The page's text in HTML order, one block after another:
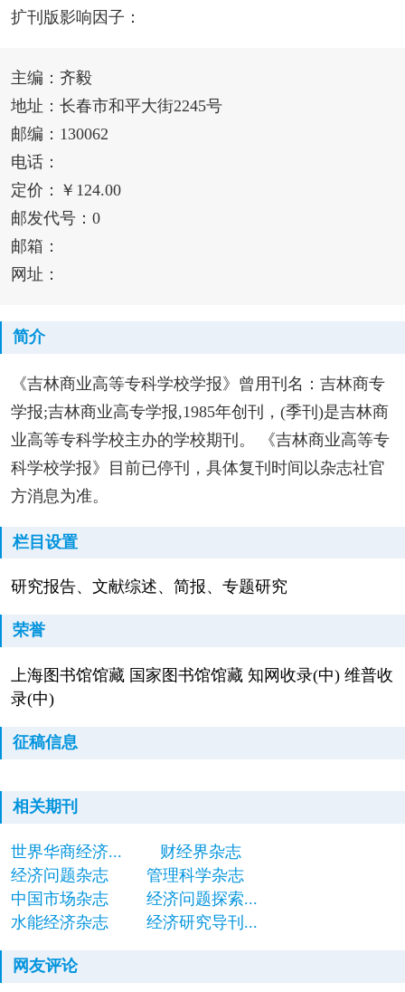
扩刊版影响因子：
主编：齐毅
地址：长春市和平大街2245号
邮编：130062
电话：
定价：￥124.00
邮发代号：0
邮箱：
网址：
简介
《吉林商业高等专科学校学报》曾用刊名：吉林商专
学报;吉林商业高专学报,1985年创刊，(季刊)是吉林商
业高等专科学校主办的学校期刊。 《吉林商业高等专
科学校学报》目前已停刊，具体复刊时间以杂志社官
方消息为准。
栏目设置
研究报告、文献综述、简报、专题研究
荣誉
上海图书馆馆藏 国家图书馆馆藏 知网收录(中) 维普收
录(中)
征稿信息
相关期刊
世界华商经济...
财经界杂志
经济问题杂志
管理科学杂志
中国市场杂志
经济问题探索...
水能经济杂志
经济研究导刊...
网友评论